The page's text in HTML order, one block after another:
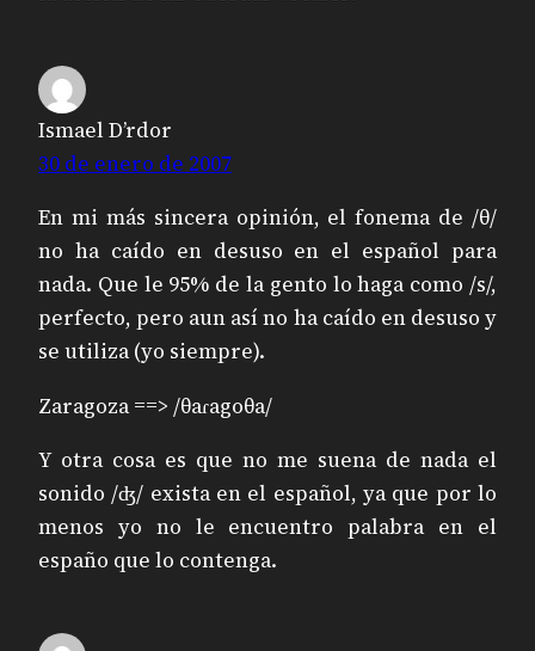
Ismael D’rdor
30 de enero de 2007
En mi más sincera opinión, el fonema de /θ/
no ha caído en desuso en el español para
nada. Que le 95% de la gento lo haga como /s/,
perfecto, pero aun así no ha caído en desuso y
se utiliza (yo siempre).
Zaragoza ==> /θaɾagoθa/
Y otra cosa es que no me suena de nada el
sonido /ʤ/ exista en el español, ya que por lo
menos yo no le encuentro palabra en el
españo que lo contenga.